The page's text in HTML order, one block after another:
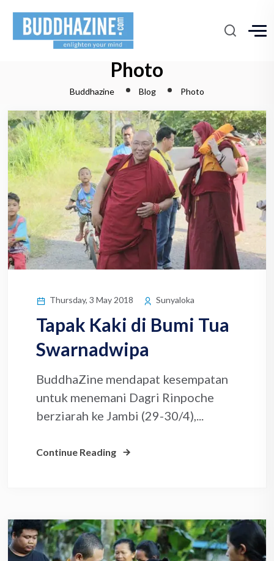
Photo
Buddhazine Blog Photo
Thursday, 3 May 2018 Sunyaloka
Tapak Kaki di Bumi Tua
Swarnadwipa
BuddhaZine mendapat kesempatan
untuk menemani Dagri Rinpoche
berziarah ke Jambi (29-30/4),...
Continue Reading